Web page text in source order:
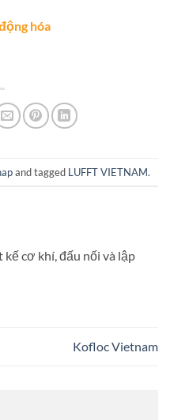
hóa
and tagged LUFFT VIETNAM.
cơ khí, đấu nối và lập
Kofloc Vietnam